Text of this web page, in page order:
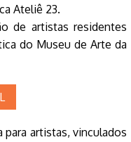
Ateliê 23.
de artistas residentes
do Museu de Arte da
para artistas, vinculados